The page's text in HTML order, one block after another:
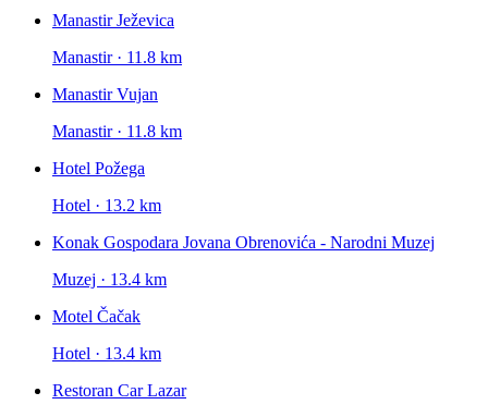
Manastir Ježevica
Manastir · 11.8 km
Manastir Vujan
Manastir · 11.8 km
Hotel Požega
Hotel · 13.2 km
Konak Gospodara Jovana Obrenovića - Narodni Muzej
Muzej · 13.4 km
Motel Čačak
Hotel · 13.4 km
Restoran Car Lazar